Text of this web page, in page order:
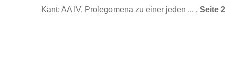
Kant: AA IV, Prolegomena zu einer jeden ... , Seite